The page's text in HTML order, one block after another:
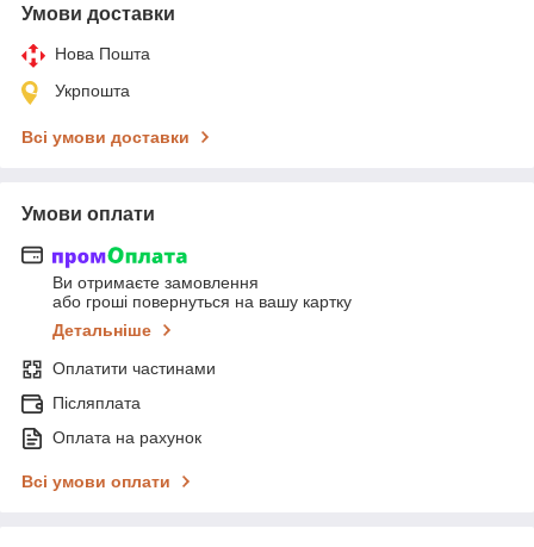
Умови доставки
Нова Пошта
Укрпошта
Всі умови доставки
Умови оплати
Ви отримаєте замовлення
або гроші повернуться на вашу картку
Детальніше
Оплатити частинами
Післяплата
Оплата на рахунок
Всі умови оплати